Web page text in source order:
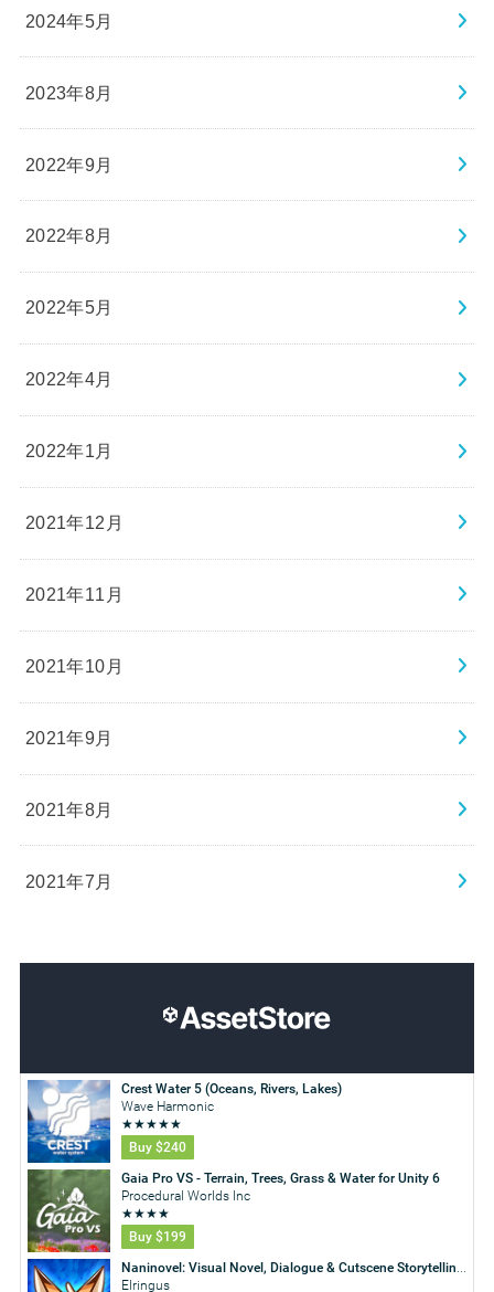
2024年5月
2023年8月
2022年9月
2022年8月
2022年5月
2022年4月
2022年1月
2021年12月
2021年11月
2021年10月
2021年9月
2021年8月
2021年7月